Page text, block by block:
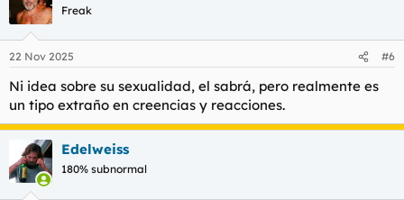
i
e
:
Freak
22 Nov 2025 #6
Ni idea sobre su sexualidad, el sabrá, pero realmente es
un tipo extraño en creencias y reacciones.
Edelweiss
180% subnormal